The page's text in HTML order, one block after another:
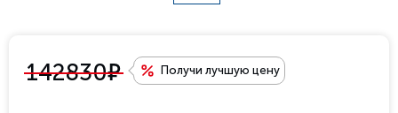
142830е Получи лучшую цену